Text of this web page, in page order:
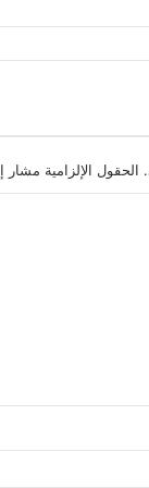
الحقول الإلزامية مشار